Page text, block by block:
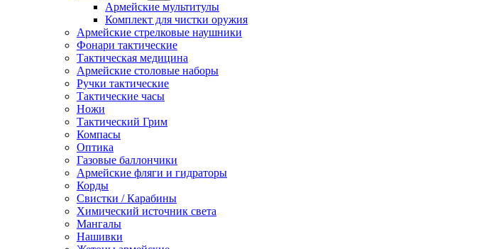
Армейские мультитулы
Комплект для чистки оружия
Армейские стрелковые наушники
Фонари тактические
Тактическая медицина
Армейские столовые наборы
Ручки тактические
Тактические часы
Ножи
Тактический Грим
Компасы
Оптика
Газовые баллончики
Армейские фляги и гидраторы
Корды
Свистки / Карабины
Химический источник света
Мангалы
Нашивки